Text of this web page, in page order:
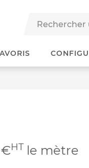
€HT le mètre